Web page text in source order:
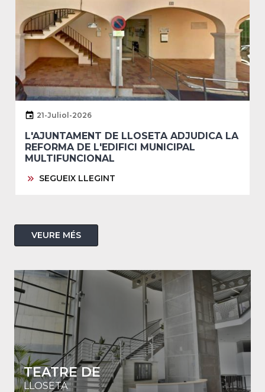
21-Juliol-2026
L'AJUNTAMENT DE LLOSETA ADJUDICA LA
REFORMA DE L'EDIFICI MUNICIPAL
MULTIFUNCIONAL
SEGUEIX LLEGINT
VEURE MÉS
TEATRE DE
LLOSETA